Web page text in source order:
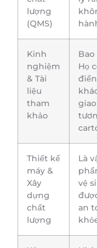
lượng
(QMS)
Kinh
nghiệm
& Tài
liệu
tham
khảo
Họ
Thiết kế
máy &
Xây
dựng
chất
lượng
Là
vệ
an